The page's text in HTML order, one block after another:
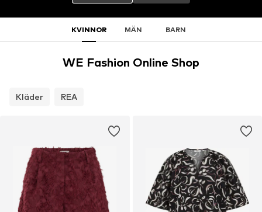
KVINNOR MÄN BARN
WE Fashion Online Shop
Kläder REA